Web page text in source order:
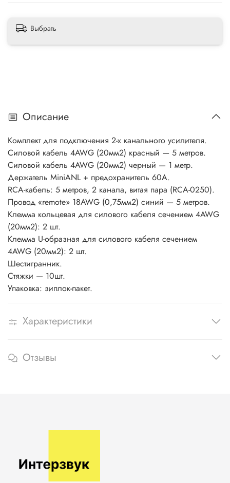
Выбрать
Описание
Комплект для подключения 2-х канального усилителя.
Силовой кабель 4AWG (20мм2) красный — 5 метров.
Силовой кабель 4AWG (20мм2) черный — 1 метр.
Держатель MiniANL + предохранитель 60A.
RCA-кабель: 5 метров, 2 канала, витая пара (RCA-0250).
Провод «remote» 18AWG (0,75мм2) синий — 5 метров.
Клемма кольцевая для силового кабеля сечением 4AWG
(20мм2): 2 шт.
Клемма U-образная для силового кабеля сечением
4AWG (20мм2): 2 шт.
Шестигранник.
Стяжки — 10шт.
Упаковка: зиплок-пакет.
Характеристики
Отзывы